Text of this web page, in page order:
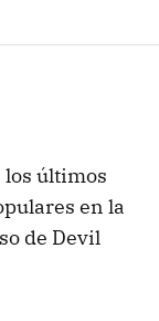
los últimos
en la
de Devil